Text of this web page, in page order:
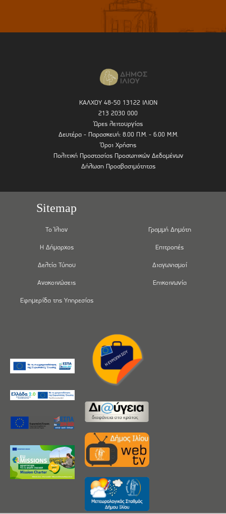
ΚΑΛΧΟΥ 48-50 13122 ΙΛΙΟΝ
213 2030 000
Ώρες λειτουργίας
Δευτέρα - Παρασκευή: 8.00 Π.Μ. - 6.00 Μ.Μ.
Όροι Χρήσης
Πολιτική Προστασίας Προσωπικών Δεδομένων
Δήλωση Προσβασιμότητας
Sitemap
Το Ίλιον
Η Δήμαρχος
Δελτία Τύπου
Ανακοινώσεις
Εφημερίδα της Υπηρεσίας
Γραμμή Δημότη
Επιτροπές
Διαγωνισμοί
Επικοινωνία